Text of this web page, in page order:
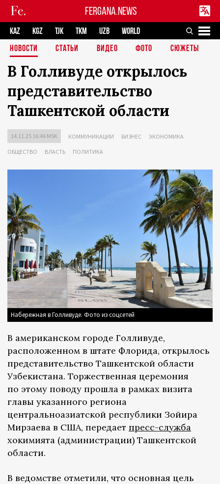
FERGANA.NEWS
KAZ KGZ TJK TKM UZB
WORLD
НОВОСТИ
СТАТЬИ ВИДЕО ФОТО СЮЖЕТЫ
В Голливуде открылось
представительство
Ташкентской области
14.11.25 16:46 MSK КОММУНИКАЦИИ БИЗНЕС ЭКОНОМИКА
ОБЩЕСТВО ВЛАСТЬ ПОЛИТИКА
Набережная в Голливуде. Фото из соцсетей
В американском городе Голливуде,
расположенном в штате Флорида, открылось
представительство Ташкентской области
Узбекистана. Торжественная церемония
по этому поводу прошла в рамках визита
главы указанного региона
центральноазиатской республики Зойира
Мирзаева в США, передает пресс-служба
хокимията (администрации) Ташкентской
области.
В ведомстве отметили, что основная цель